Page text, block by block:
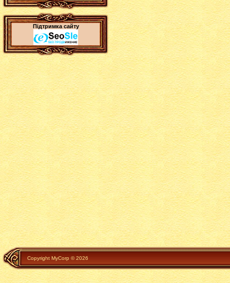
Підтримка сайту
Copyright MyCorp © 2026